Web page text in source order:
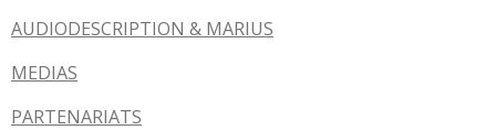
AUDIODESCRIPTION & MARIUS
MEDIAS
PARTENARIATS